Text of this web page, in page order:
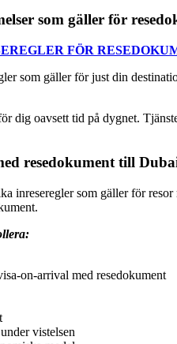
som gäller för
FÖR
som gäller för just din
dig oavsett tid på dygnet.
resedokument till
inreseregler som gäller för
on-arrival med resedokument
vistelsen